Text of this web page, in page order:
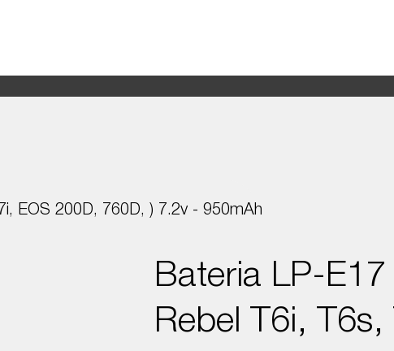
EOS 200D, 760D, ) 7.2v - 950mAh
Bateria LP-
Rebel T6i, T6s,